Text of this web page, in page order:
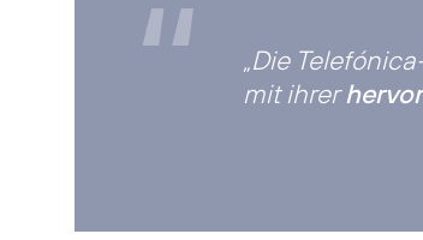
“
„Die
mit ihrer